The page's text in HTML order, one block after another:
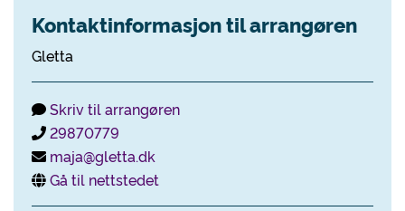
Kontaktinformasjon til arrangøren
Gletta
Skriv til arrangøren
29870779
maja@gletta.dk
Gå til nettstedet